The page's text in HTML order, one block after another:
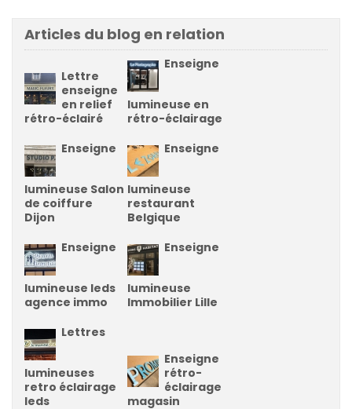
Articles du blog en relation
Lettre
enseigne
en relief
rétro-éclairé
Enseigne
lumineuse en
rétro-éclairage
Enseigne
lumineuse Salon
de coiffure
Dijon
Enseigne
lumineuse
restaurant
Belgique
Enseigne
lumineuse leds
agence immo
Enseigne
lumineuse
Immobilier Lille
Lettres
lumineuses
retro éclairage
leds
Enseigne
rétro-
éclairage
magasin